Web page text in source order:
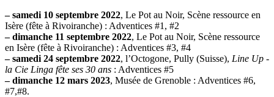
– samedi 10 septembre 2022, Le Pot au Noir, Scène ressource en
Isère (fête à Rivoiranche) : Adventices #1, #2
– dimanche 11 septembre 2022, Le Pot au Noir, Scène ressource
en Isère (fête à Rivoiranche) : Adventices #3, #4
– samedi 24 septembre 2022, l’Octogone, Pully (Suisse), Line Up -
la Cie Linga fête ses 30 ans : Adventices #5
– dimanche 12 mars 2023, Musée de Grenoble : Adventices #6,
#7,#8.